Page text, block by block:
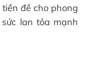
đề cho phong
lan tỏa mạnh